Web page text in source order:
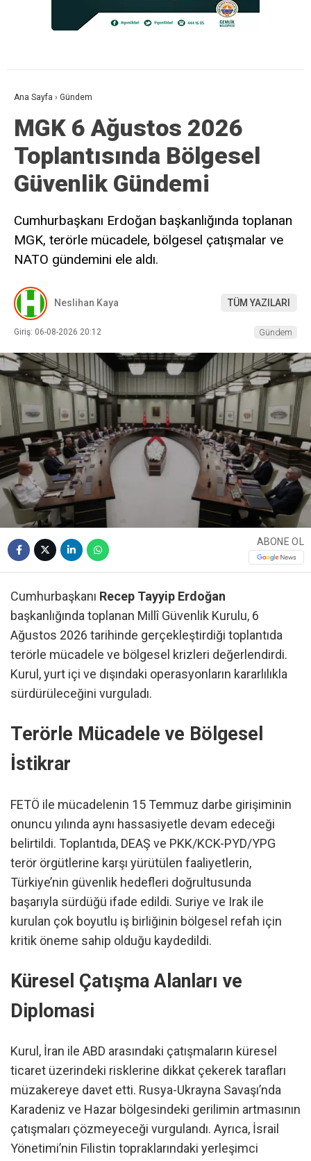
Ana Sayfa › Gündem
MGK 6 Ağustos 2026
Toplantısında Bölgesel
Güvenlik Gündemi
Cumhurbaşkanı Erdoğan başkanlığında toplanan
MGK, terörle mücadele, bölgesel çatışmalar ve
NATO gündemini ele aldı.
Neslihan Kaya TÜM YAZILARI
Giriş: 06-08-2026 20:12 Gündem
ABONE OL
Cumhurbaşkanı Recep Tayyip Erdoğan
başkanlığında toplanan Millî Güvenlik Kurulu, 6
Ağustos 2026 tarihinde gerçekleştirdiği toplantıda
terörle mücadele ve bölgesel krizleri değerlendirdi.
Kurul, yurt içi ve dışındaki operasyonların kararlılıkla
sürdürüleceğini vurguladı.
Terörle Mücadele ve Bölgesel
İstikrar
FETÖ ile mücadelenin 15 Temmuz darbe girişiminin
onuncu yılında aynı hassasiyetle devam edeceği
belirtildi. Toplantıda, DEAŞ ve PKK/KCK-PYD/YPG
terör örgütlerine karşı yürütülen faaliyetlerin,
Türkiye’nin güvenlik hedefleri doğrultusunda
başarıyla sürdüğü ifade edildi. Suriye ve Irak ile
kurulan çok boyutlu iş birliğinin bölgesel refah için
kritik öneme sahip olduğu kaydedildi.
Küresel Çatışma Alanları ve
Diplomasi
Kurul, İran ile ABD arasındaki çatışmaların küresel
ticaret üzerindeki risklerine dikkat çekerek tarafları
müzakereye davet etti. Rusya-Ukrayna Savaşı’nda
Karadeniz ve Hazar bölgesindeki gerilimin artmasının
çatışmaları çözmeyeceği vurgulandı. Ayrıca, İsrail
Yönetimi’nin Filistin topraklarındaki yerleşimci